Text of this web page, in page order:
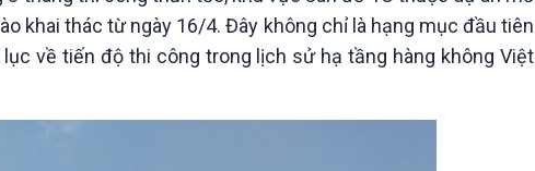
khai thác từ ngày 16/4. Đây không chỉ là hạng mục đầu tiên
về tiến độ thi công trong lịch sử hạ tầng hàng không Việt